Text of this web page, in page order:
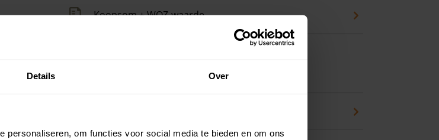
Details Over
personaliseren, om functies voor social media te bieden en om ons
Koopsom + WOZ-waarde
Op zoek naar een koopwoning?